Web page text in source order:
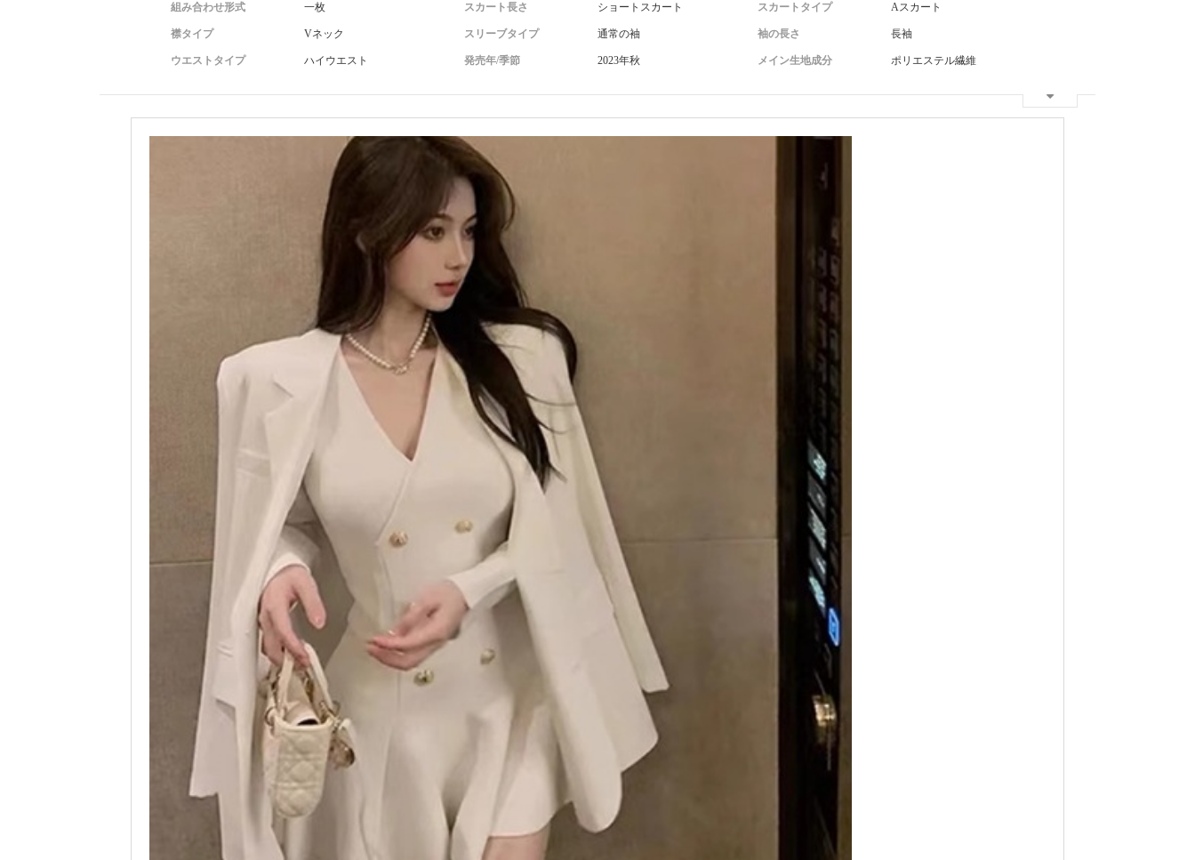
組み合わせ形式 一枚 スカート長さ ショートスカート スカートタイプ Aスカート
襟タイプ Vネック スリーブタイプ 通常の袖 袖の長さ 長袖
ウエストタイプ ハイウエスト 発売年/季節 2023年秋 メイン生地成分 ポリエステル繊維